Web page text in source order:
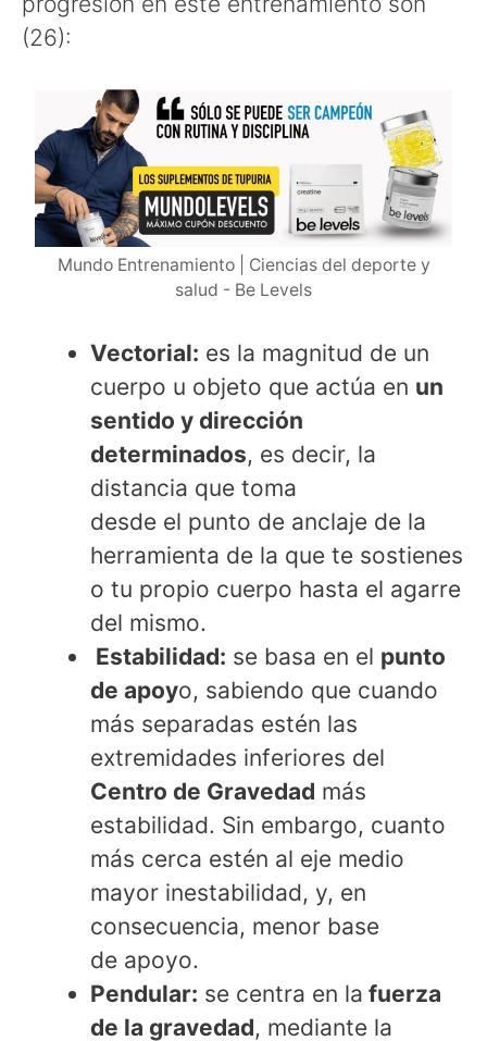
(26):
Mundo Entrenamiento | Ciencias del deporte y
salud - Be Levels
Vectorial: es la magnitud de un
cuerpo u objeto que actúa en un
sentido y dirección
determinados, es decir, la
distancia que toma
desde el punto de anclaje de la
herramienta de la que te sostienes
o tu propio cuerpo hasta el agarre
del mismo.
Estabilidad: se basa en el punto
de apoyo, sabiendo que cuando
más separadas estén las
extremidades inferiores del
Centro de Gravedad más
estabilidad. Sin embargo, cuanto
más cerca estén al eje medio
mayor inestabilidad, y, en
consecuencia, menor base
de apoyo.
Pendular: se centra en la fuerza
de la gravedad, mediante la